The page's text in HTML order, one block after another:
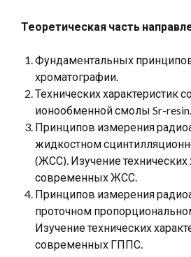
Теоретическая часть
Фундаментальных
хроматографии.
Технических характеристик
ионообменной смолы Sr-resin.
Принципов измерения
жидкостном
(ЖСС). Изучение технических
современных ЖСС.
Принципов измерения
проточном
Изучение технических
современных ГППС.